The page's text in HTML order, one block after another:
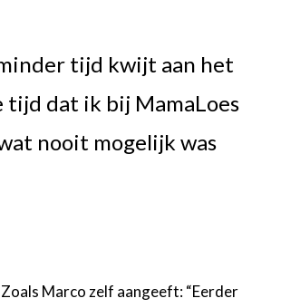
tijd kwijt aan het
tijd dat ik bij MamaLoes
nooit mogelijk was
Marco zelf aangeeft: “Eerder